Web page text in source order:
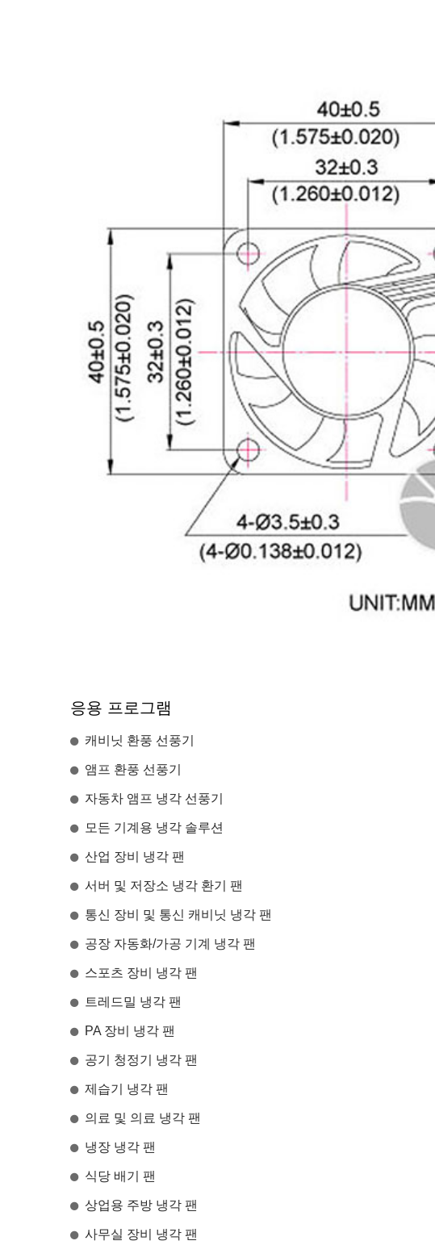
응용 프로그램
캐비닛 환풍 선풍기
앰프 환풍 선풍기
자동차 앰프 냉각 선풍기
모든 기계용 냉각 솔루션
산업 장비 냉각 팬
서버 및 저장소 냉각 환기 팬
통신 장비 및 통신 캐비닛 냉각 팬
공장 자동화/가공 기계 냉각 팬
스포츠 장비 냉각 팬
트레드밀 냉각 팬
PA 장비 냉각 팬
공기 청정기 냉각 팬
제습기 냉각 팬
의료 및 의료 냉각 팬
냉장 냉각 팬
식당 배기 팬
상업용 주방 냉각 팬
사무실 장비 냉각 팬